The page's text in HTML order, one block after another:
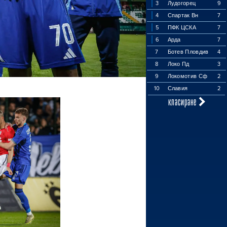
3 Лудогорец
9
4
Спартак Вн
7
5
ПФК ЦСКА
7
6
Арда
7
7
Ботев Пловдив
4
8
Локо Пд
3
9
Локомотив Сф
2
10
Славия 2
класиране